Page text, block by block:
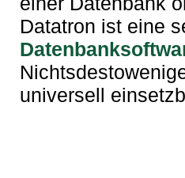
Datatron ist eine
universell